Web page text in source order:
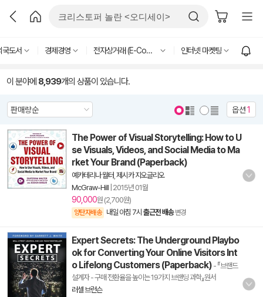
국도서 경제경영 전자상거래 (E-Commerce) 인터넷 마켓팅
이 분야에 8,939개의 상품이 있습니다.
옵션1
The Power of Visual Storytelling: How to U
se Visuals, Videos, and Social Media to Ma
rket Your Brand (Paperback)
예카테리나 월터 제시카 지오글리오
McGraw-Hill 2015년 01월
90,000원 (2,700원)
양탄자배송 내일 아침 7시 출근전 배송 변경
Expert Secrets: The Underground Playbo
ok for Converting Your Online Visitors Int
o Lifelong Customers (Paperback) - 『브랜드
설계자 - 구매 전환율을 높이는 19가지 브랜딩 과학』원서
러셀 브런슨